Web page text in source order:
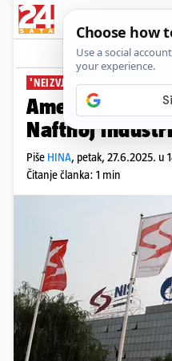
'NEIZVJESNA SITUACIJA'
Amerika opet
Naftnoj
Piše HINA, petak, 27.6.2025. u
Čitanje članka: 1 min